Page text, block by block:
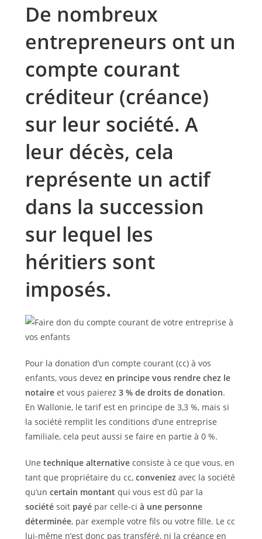
De nombreux
entrepreneurs ont un
compte courant
créditeur (créance)
sur leur société. A
leur décès, cela
représente un actif
dans la succession
sur lequel les
héritiers sont
imposés.
Pour la donation d’un compte courant (cc) à vos
enfants, vous devez en principe vous rendre chez le
notaireet vous paierez 3 % de droits de donation.
En Wallonie, le tarif est en principe de 3,3 %, mais si
la société remplit les conditions d’une entreprise
familiale, cela peut aussi se faire en partie à 0 %.
Une technique alternativeconsiste à ce que vous, en
tant que propriétaire du cc, conveniezavec la société
qu’un certain montant qui vous est dû par la
sociétésoit payépar celle-ci à une personne
déterminée, par exemple votre fils ou votre fille. Le cc
lui-même n’est donc pas transféré, ni la créance en